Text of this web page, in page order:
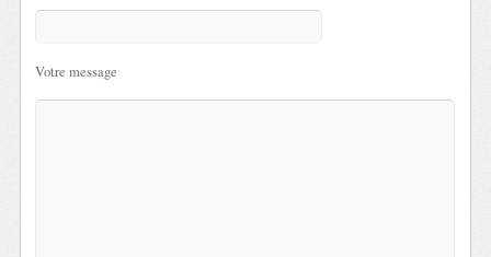
Votre message